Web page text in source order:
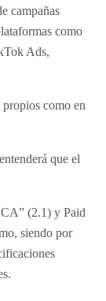
campañas
como
Ads,
como en
que el
(2.1) y Paid
siendo por